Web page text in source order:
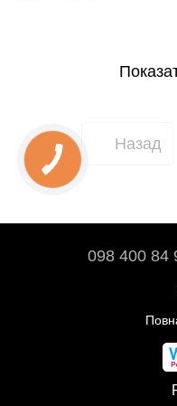
Назад
098 400 84